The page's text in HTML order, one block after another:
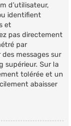
d’utilisateur,
identifient
et
pas directement
par
messages sur
supérieur. Sur la
tolérée et un
abaisser